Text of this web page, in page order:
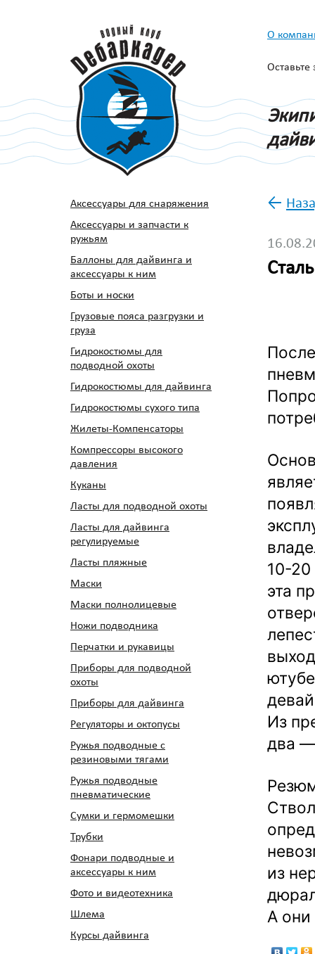
О
Аксессуары для снаряжения
Аксессуары и запчасти к
ружьям
Баллоны для дайвинга и
аксессуары к ним
Боты и носки
Грузовые пояса разгрузки и
груза
Гидрокостюмы для
подводной охоты
Гидрокостюмы для дайвинга
Гидрокостюмы сухого типа
Жилеты-Компенсаторы
Компрессоры высокого
давления
Куканы
Ласты для подводной охоты
Ласты для дайвинга
регулируемые
Ласты пляжные
Маски
Маски полнолицевые
Ножи подводника
Перчатки и рукавицы
Приборы для подводной
охоты
Приборы для дайвинга
Регуляторы и октопусы
Ружья подводные с
резиновыми тягами
Ружья подводные
пневматические
Сумки и гермомешки
Трубки
Фонари подводные и
аксессуары к ним
Фото и видеотехника
Шлема
Курсы дайвинга
←
10-
эта
Из
два —
из
А они